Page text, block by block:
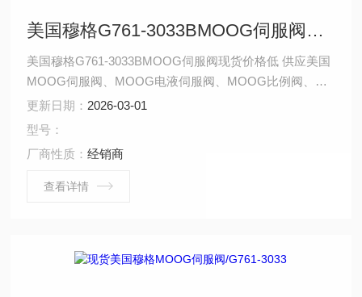
美国穆格G761-3033BMOOG伺服阀现货价格低
美国穆格G761-3033BMOOG伺服阀现货价格低 供应美国
MOOG伺服阀、MOOG电液伺服阀、MOOG比例阀、
MOOG壁厚控制器、MOOG电机等产品，该产品 种类齐
全，品质优良，期待与您共赢优势供应系列,D691系列,79
MOOG比例阀，moog伺服阀，美国moog，美国MOOG
比例阀-J761-003A
更新日期： 2026-03-01
型号：
厂商性质：经销商
查看详情